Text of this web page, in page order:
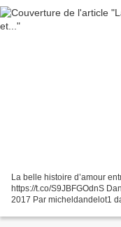
La belle histoire d’amour
https://t.co/S9JBFGOdnS
2017 Par micheldandelot1